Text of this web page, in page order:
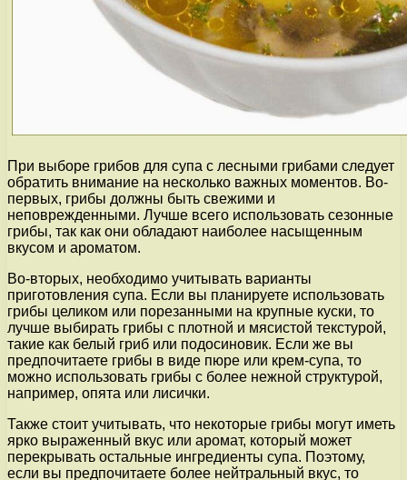
При выборе грибов для супа с лесными грибами следует
обратить внимание на несколько важных моментов. Во-
первых, грибы должны быть свежими и
неповрежденными. Лучше всего использовать сезонные
грибы, так как они обладают наиболее насыщенным
вкусом и ароматом.
Во-вторых, необходимо учитывать варианты
приготовления супа. Если вы планируете использовать
грибы целиком или порезанными на крупные куски, то
лучше выбирать грибы с плотной и мясистой текстурой,
такие как белый гриб или подосиновик. Если же вы
предпочитаете грибы в виде пюре или крем-супа, то
можно использовать грибы с более нежной структурой,
например, опята или лисички.
Также стоит учитывать, что некоторые грибы могут иметь
ярко выраженный вкус или аромат, который может
перекрывать остальные ингредиенты супа. Поэтому,
если вы предпочитаете более нейтральный вкус, то